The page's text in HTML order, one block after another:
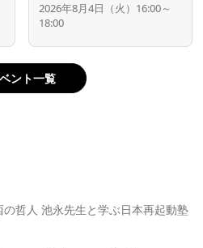
2026年8月4日（火）16:00～
18:00
ント一覧
の哲人 池永先生と学ぶ日本再起動塾